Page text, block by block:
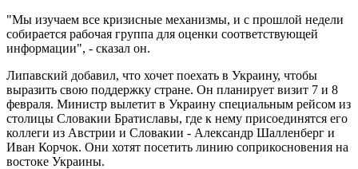
"Мы изучаем все кризисные механизмы, и с прошлой недели
собирается рабочая группа для оценки соответствующей
информации", - сказал он.
Липавский добавил, что хочет поехать в Украину, чтобы
выразить свою поддержку стране. Он планирует визит 7 и 8
февраля. Министр вылетит в Украину специальным рейсом из
столицы Словакии Братиславы, где к нему присоединятся его
коллеги из Австрии и Словакии - Александр Шалленберг и
Иван Корчок. Они хотят посетить линию соприкосновения на
востоке Украины.